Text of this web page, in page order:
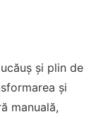
și plin de
și
manuală,